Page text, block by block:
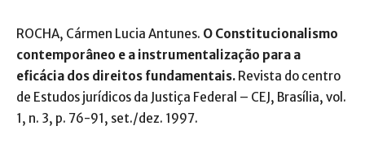
ROCHA, Cármen Lucia Antunes. O Constitucionalismo
contemporâneo e a instrumentalização para a
eficácia dos direitos fundamentais. Revista do centro
de Estudos jurídicos da Justiça Federal – CEJ, Brasília, vol.
1, n. 3, p. 76-91, set./dez. 1997.